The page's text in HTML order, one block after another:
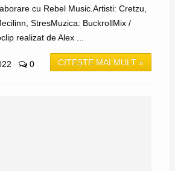
cu Rebel Music.Artisti: Cretzu,
StresMuzica: BuckrollMix /
realizat de Alex ...
CITEȘTE MAI MULT »
0